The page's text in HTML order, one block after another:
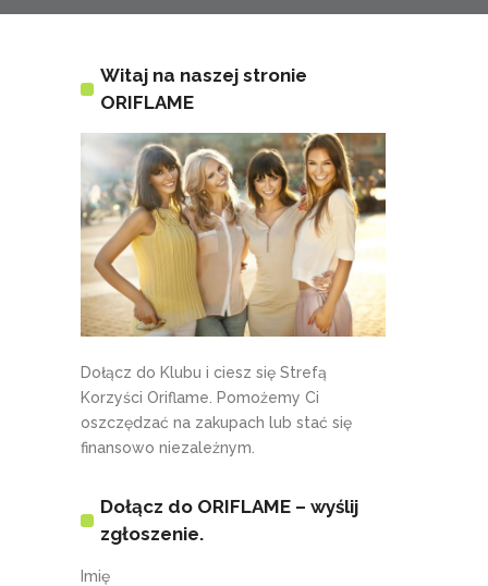
Witaj na naszej stronie
ORIFLAME
Dołącz do Klubu i ciesz się Strefą
Korzyści Oriflame. Pomożemy Ci
oszczędzać na zakupach lub stać się
finansowo niezależnym.
Dołącz do ORIFLAME – wyślij
zgłoszenie.
Imię